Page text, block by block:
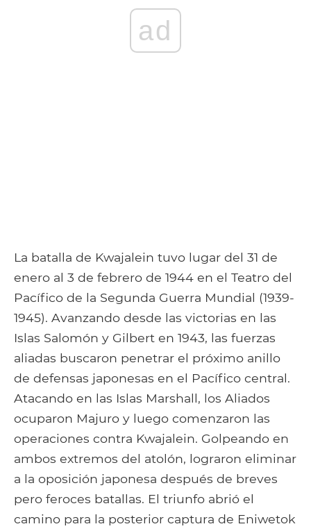
ad
La batalla de Kwajalein tuvo lugar del 31 de
enero al 3 de febrero de 1944 en el Teatro del
Pacífico de la Segunda Guerra Mundial (1939-
1945). Avanzando desde las victorias en las
Islas Salomón y Gilbert en 1943, las fuerzas
aliadas buscaron penetrar el próximo anillo
de defensas japonesas en el Pacífico central.
Atacando en las Islas Marshall, los Aliados
ocuparon Majuro y luego comenzaron las
operaciones contra Kwajalein. Golpeando en
ambos extremos del atolón, lograron eliminar
a la oposición japonesa después de breves
pero feroces batallas. El triunfo abrió el
camino para la posterior captura de Eniwetok